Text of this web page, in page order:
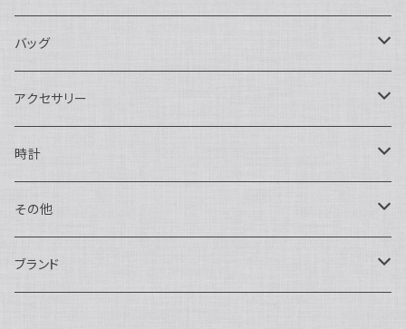
長財布
二つ折り
バッグ
ショルダーバッグ・ボディバッグ
ハンドバッグ・ポーチ
トートバッグ
バックパック・リュックサック
アクセサリー
ネックレス
指輪
ピアス・イヤリング
時計
アナログ・機械式
アナログ・クォーツ
その他
ペン・万年筆
ブランド